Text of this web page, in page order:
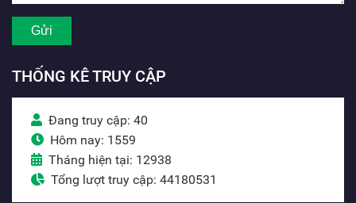
THỐNG KÊ TRUY CẬP
Đang truy cập: 40
Hôm nay: 1559
Tháng hiện tại: 12938
Tổng lượt truy cập: 44180531